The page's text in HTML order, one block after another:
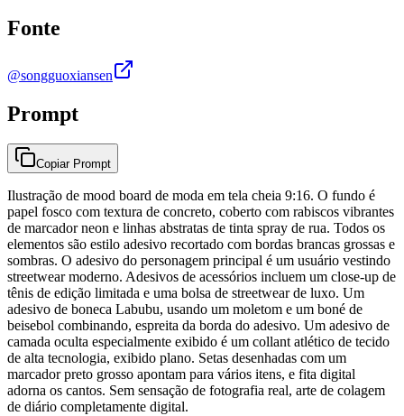
Fonte
@songguoxiansen
Prompt
Copiar Prompt
Ilustração de mood board de moda em tela cheia 9:16. O fundo é
papel fosco com textura de concreto, coberto com rabiscos vibrantes
de marcador neon e linhas abstratas de tinta spray de rua. Todos os
elementos são estilo adesivo recortado com bordas brancas grossas e
sombras. O adesivo do personagem principal é um usuário vestindo
streetwear moderno. Adesivos de acessórios incluem um close-up de
tênis de edição limitada e uma bolsa de streetwear de luxo. Um
adesivo de boneca Labubu, usando um moletom e um boné de
beisebol combinando, espreita da borda do adesivo. Um adesivo de
camada oculta especialmente exibido é um collant atlético de tecido
de alta tecnologia, exibido plano. Setas desenhadas com um
marcador preto grosso apontam para vários itens, e fita digital
adorna os cantos. Sem sensação de fotografia real, arte de colagem
de diário completamente digital.